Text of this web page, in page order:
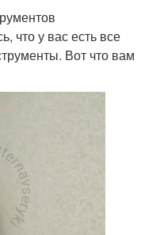
что у вас есть все
Вот что вам